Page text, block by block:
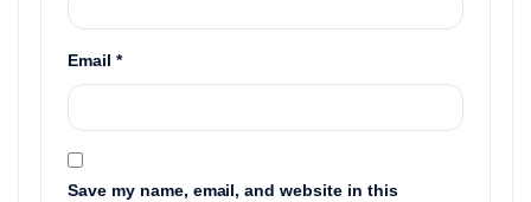
Email *
Save my name, email, and website in this